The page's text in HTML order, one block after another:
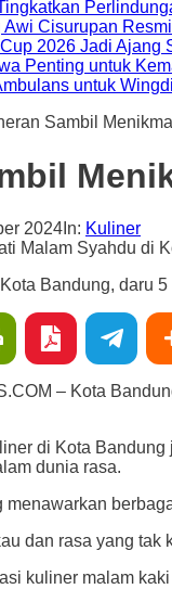
Cisurupan
2026 Jadi Ajang
Penting untuk
untuk
Sambil
2024 In: Kuliner
Bandung, daru 5
– Kota
di Kota
dunia rasa.
dan rasa yang
kuliner malam